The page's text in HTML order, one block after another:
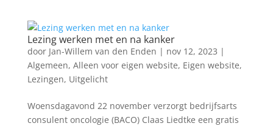
Lezing werken met en na kanker
door Jan-Willem van den Enden | nov 12, 2023 |
Algemeen, Alleen voor eigen website, Eigen website,
Lezingen, Uitgelicht
Woensdagavond 22 november verzorgt bedrijfsarts
consulent oncologie (BACO) Claas Liedtke een gratis